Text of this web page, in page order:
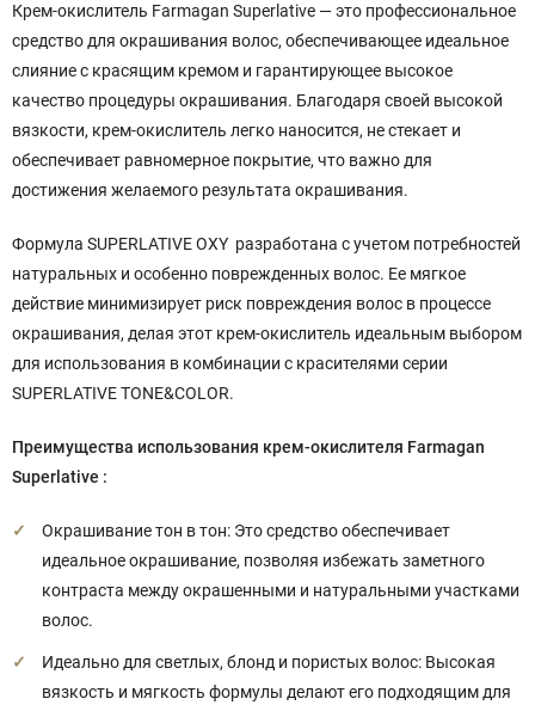
Крем-окислитель Farmagan Superlative — это профессиональное
средство для окрашивания волос, обеспечивающее идеальное
слияние с красящим кремом и гарантирующее высокое
качество процедуры окрашивания. Благодаря своей высокой
вязкости, крем-окислитель легко наносится, не стекает и
обеспечивает равномерное покрытие, что важно для
достижения желаемого результата окрашивания.
Формула SUPERLATIVE OXY разработана с учетом потребностей
натуральных и особенно поврежденных волос. Ее мягкое
действие минимизирует риск повреждения волос в процессе
окрашивания, делая этот крем-окислитель идеальным выбором
для использования в комбинации с красителями серии
SUPERLATIVE TONE&COLOR.
Преимущества использования крем-окислителя Farmagan
Superlative :
Окрашивание тон в тон: Это средство обеспечивает
идеальное окрашивание, позволяя избежать заметного
контраста между окрашенными и натуральными участками
волос.
Идеально для светлых, блонд и пористых волос: Высокая
вязкость и мягкость формулы делают его подходящим для